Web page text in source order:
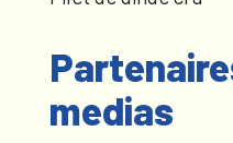
medias